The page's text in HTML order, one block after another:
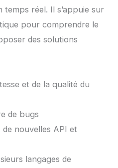
temps réel. Il s’appuie sur
pour comprendre le
des solutions
et de la qualité du
de bugs
nouvelles API et
langages de